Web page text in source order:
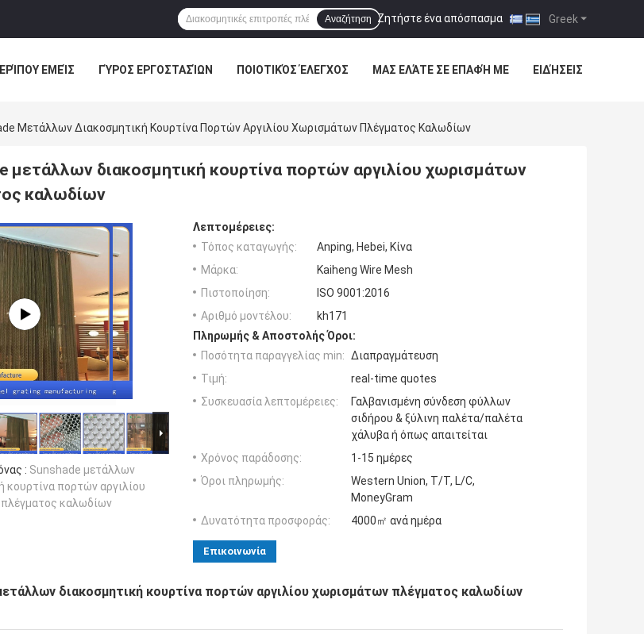
Greek
Ζητήστε ένα απόσπασμα |
Αναζήτηση
ΕΜΕΊΣ ΓΎΡΟΣ ΕΡΓΟΣΤΑΣΊΩΝ ΠΟΙΟΤΙΚΌΣ ΈΛΕΓΧΟΣ ΜΑΣ ΕΛΆΤΕ ΣΕ ΕΠΑΦΉ ΜΕ ΕΙΔΉΣΕΙΣ
Μετάλλων Διακοσμητική Κουρτίνα Πορτών Αργιλίου Χωρισμάτων Πλέγματος Καλωδίων
μετάλλων διακοσμητική κουρτίνα πορτών αργιλίου χωρισμάτων
καλωδίων
: Sunshade μετάλλων
κουρτίνα πορτών αργιλίου
καλωδίων
Λεπτομέρειες:
Τόπος καταγωγής:
Anping, Hebei, Κίνα
Μάρκα:
Kaiheng Wire Mesh
Πιστοποίηση:
ISO 9001:2016
Αριθμό μοντέλου:
kh171
Πληρωμής & Αποστολής Όροι:
Ποσότητα παραγγελίας min: Διαπραγμάτευση
Τιμή:
real-time quotes
Συσκευασία λεπτομέρειες:
Γαλβανισμένη σύνδεση φύλλων
σιδήρου & ξύλινη παλέτα/παλέτα
χάλυβα ή όπως απαιτείται
Χρόνος παράδοσης:
1-15 ημέρες
Όροι πληρωμής:
Western Union, T/T, L/C,
MoneyGram
Δυνατότητα προσφοράς:
4000㎡ ανά ημέρα
Επικοινωνία
διακοσμητική κουρτίνα πορτών αργιλίου χωρισμάτων πλέγματος καλωδίων